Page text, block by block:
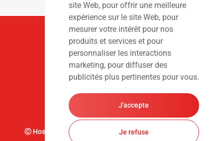
site Web, pour offrir une meilleure
expérience sur le site Web, pour
mesurer votre intérêt pour nos
produits et services et pour
personnaliser les interactions
marketing, pour diffuser des
publicités plus pertinentes pour vous.
J'accepte
Je refuse
Suivez-Nous
Ⓒ Hoslet Frédéric S.A. Tous droits réservés. Design par